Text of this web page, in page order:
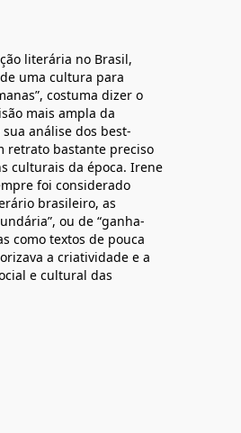
literária no Brasil,
uma cultura para
costuma dizer o
mais ampla da
análise dos best-
retrato bastante preciso
culturais da época. Irene
foi considerado
brasileiro, as
ou de “ganha-
como textos de pouca
a criatividade e a
e cultural das